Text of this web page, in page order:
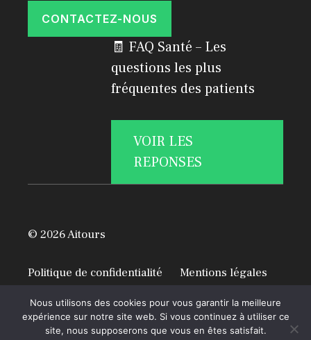
CONTACTEZ-NOUS
🧾 FAQ Santé – Les
questions les plus
fréquentes des patients
VOIR LES
REPONSES
© 2026 Aitours
Politique de confidentialité
Mentions légales
Nous utilisons des cookies pour vous garantir la meilleure
expérience sur notre site web. Si vous continuez à utiliser ce
site, nous supposerons que vous en êtes satisfait.